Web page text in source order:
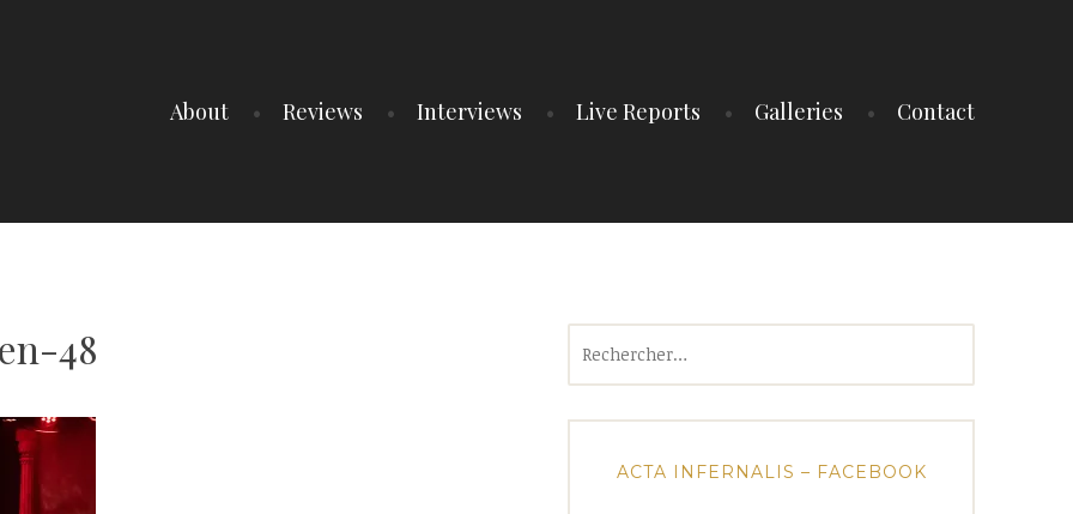
About Reviews Interviews Live Reports Galleries Contact
48
ACTA INFERNALIS – FACEBOOK